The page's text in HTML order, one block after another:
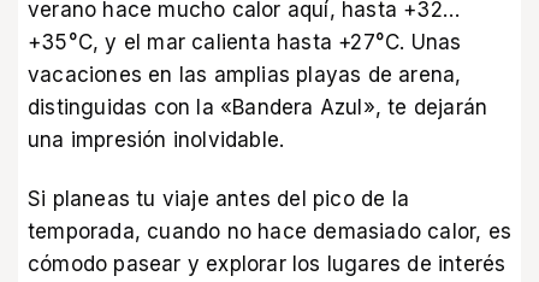
verano hace mucho calor aquí, hasta +32…
+35°C, y el mar calienta hasta +27°C. Unas
vacaciones en las amplias playas de arena,
distinguidas con la «Bandera Azul», te dejarán
una impresión inolvidable.
Si planeas tu viaje antes del pico de la
temporada, cuando no hace demasiado calor, es
cómodo pasear y explorar los lugares de interés